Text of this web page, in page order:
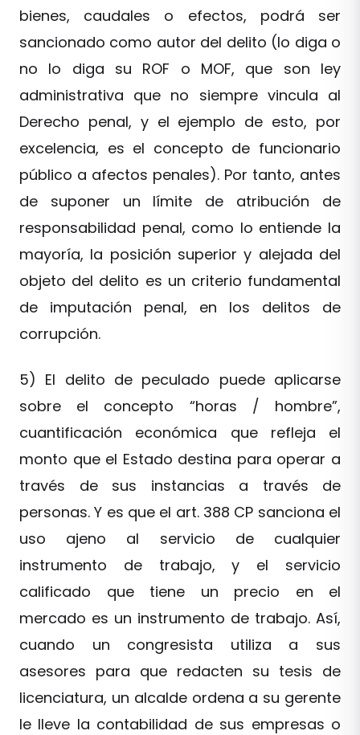
bienes, caudales o efectos, podrá ser
sancionado como autor del delito (lo diga o
no lo diga su ROF o MOF, que son ley
administrativa que no siempre vincula al
Derecho penal, y el ejemplo de esto, por
excelencia, es el concepto de funcionario
público a afectos penales). Por tanto, antes
de suponer un límite de atribución de
responsabilidad penal, como lo entiende la
mayoría, la posición superior y alejada del
objeto del delito es un criterio fundamental
de imputación penal, en los delitos de
corrupción.
5) El delito de peculado puede aplicarse
sobre el concepto “horas / hombre”,
cuantificación económica que refleja el
monto que el Estado destina para operar a
través de sus instancias a través de
personas. Y es que el art. 388 CP sanciona el
uso ajeno al servicio de cualquier
instrumento de trabajo, y el servicio
calificado que tiene un precio en el
mercado es un instrumento de trabajo. Así,
cuando un congresista utiliza a sus
asesores para que redacten su tesis de
licenciatura, un alcalde ordena a su gerente
le lleve la contabilidad de sus empresas o